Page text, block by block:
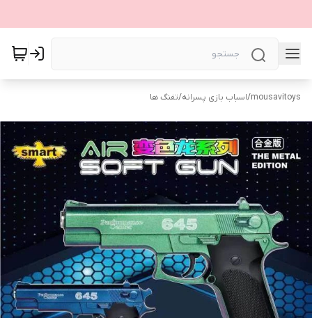
mousavitoys
/اسباب بازی پسرانه/تفنگ ها